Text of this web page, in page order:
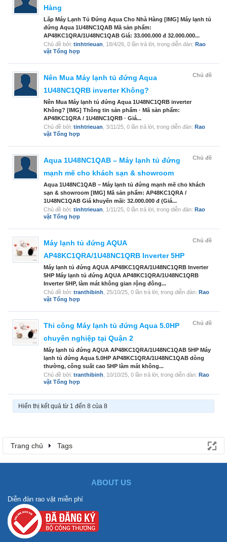
Hàng
Lắp Máy Lạnh Tủ Đứng Aqua Cho Nhà Hàng [IMG] Máy lạnh tủ
đứng Aqua 1U48NC1QAB Mã sản phẩm:
AP48KC1QRA/1U48NC1QAB Giá: 33.000.000 đ 32.000.000...
Chủ đề bởi: tinhtrieuan 18/4/26 , 0 lần trả lời, trong diễn đàn: Rao
vặt Tổng hợp
Chủ đề
Nên Mua Máy lạnh tủ đứng Aqua
1U48NC1QRB inverter Không?
Nên Mua Máy lạnh tủ đứng Aqua 1U48NC1QRB inverter
Không? [IMG] Thông tin sản phẩm · Mã sản phẩm:
AP48KC1QRA / 1U48NC1QRB · Giá...
Chủ đề bởi: tinhtrieuan 3/11/25 , 0 lần trả lời, trong diễn đàn: Rao
vặt Tổng hợp
Chủ đề
Aqua 1U48NC1QAB – Máy lạnh tủ đứng
mạnh mẽ cho khách sạn & showroom
Aqua 1U48NC1QAB – Máy lạnh tủ đứng mạnh mẽ cho khách
sạn & showroom [IMG] Mã sản phẩm: AP48KC1QRA /
1U48NC1QAB Giá khuyến mãi: 32.000.000 đ (Giá...
Chủ đề bởi: tinhtrieuan 1/11/25 , 0 lần trả lời, trong diễn đàn: Rao
vặt Tổng hợp
Chủ đề
Máy lạnh tủ đứng AQUA
AP48KC1QRA/1U48NC1QRB Inverter 5HP
Máy lạnh tủ đứng AQUA AP48KC1QRA/1U48NC1QRB Inverter
5HP Máy lạnh tủ đứng AQUA AP48KC1QRA/1U48NC1QRB
Inverter 5HP, làm mát không gian rộng đông...
Chủ đề bởi: tranthibinh 25/10/25 , 0 lần trả lời, trong diễn đàn: Rao
vặt Tổng hợp
Chủ đề
Thi công Máy lạnh tủ đứng Aqua 5.0HP
chuyên nghiệp tại Quận 2
Máy lạnh tủ đứng AQUA AP48KC1QRA/1U48NC1QAB 5HP Máy
lạnh tủ đứng Aqua 5.0HP AP48KC1QRA/1U48NC1QAB dòng
thường, công suất cao 5HP làm mát không...
Chủ đề bởi: tranthibinh 10/10/25 , 0 lần trả lời, trong diễn đàn: Rao
vặt Tổng hợp
Hiển thị kết quả từ 1 đến 8 của 8
Trang chủ Tags
ABOUT US
Diễn đàn rao vặt miễn phí